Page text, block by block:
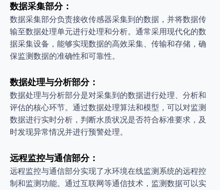
数据采集部分：
数据采集部分负责接收传感器采集到的数据，并将数据传
输至数据处理单元进行处理和分析。通常采用现代化的数
据采集设备，能够实现数据的高效采集、传输和存储，确
保监测数据的准确性和可靠性。
数据处理与分析部分：
数据处理与分析部分是对采集到的数据进行处理、分析和
评估的核心环节。通过数据处理算法和模型，可以对监测
数据进行实时分析，判断水质状况是否符合标准要求，及
时发现异常情况并进行预警处理。
远程监控与通信部分：
远程监控与通信部分实现了水环境在线监测系统的远程控
制和监测功能。通过互联网等通信技术，监测数据可以实